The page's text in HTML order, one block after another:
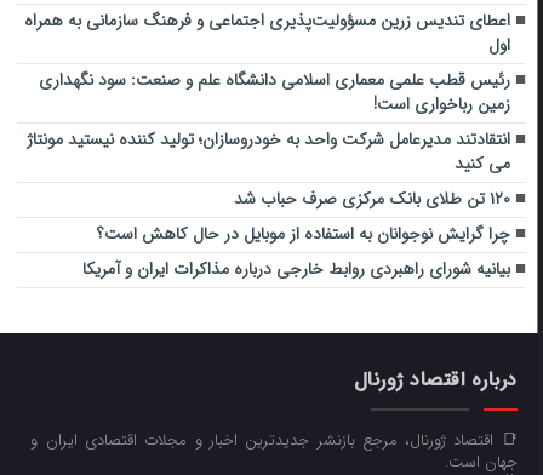
اعطای تندیس زرین مسؤولیت‌پذیری اجتماعی و فرهنگ سازمانی به همراه
اول
رئیس قطب علمی معماری اسلامی دانشگاه علم و صنعت: سود نگهداری
زمین رباخواری است!
انتقادتند مدیرعامل شرکت واحد به خودروسازان؛ تولید کننده نیستید مونتاژ
می کنید
۱۲۰ تن طلای بانک مرکزی صرف حباب شد
چرا گرایش نوجوانان به استفاده از موبایل در حال کاهش است؟
بیانیه شورای راهبردی روابط خارجی درباره مذاکرات ایران و آمریکا
درباره اقتصاد ژورنال
📑 اقتصاد ژورنال، مرجع بازنشر جدیدترین اخبار و مجلات اقتصادی ایران و
جهان است.